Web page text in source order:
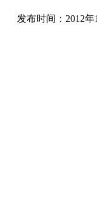
发布时间：2012年